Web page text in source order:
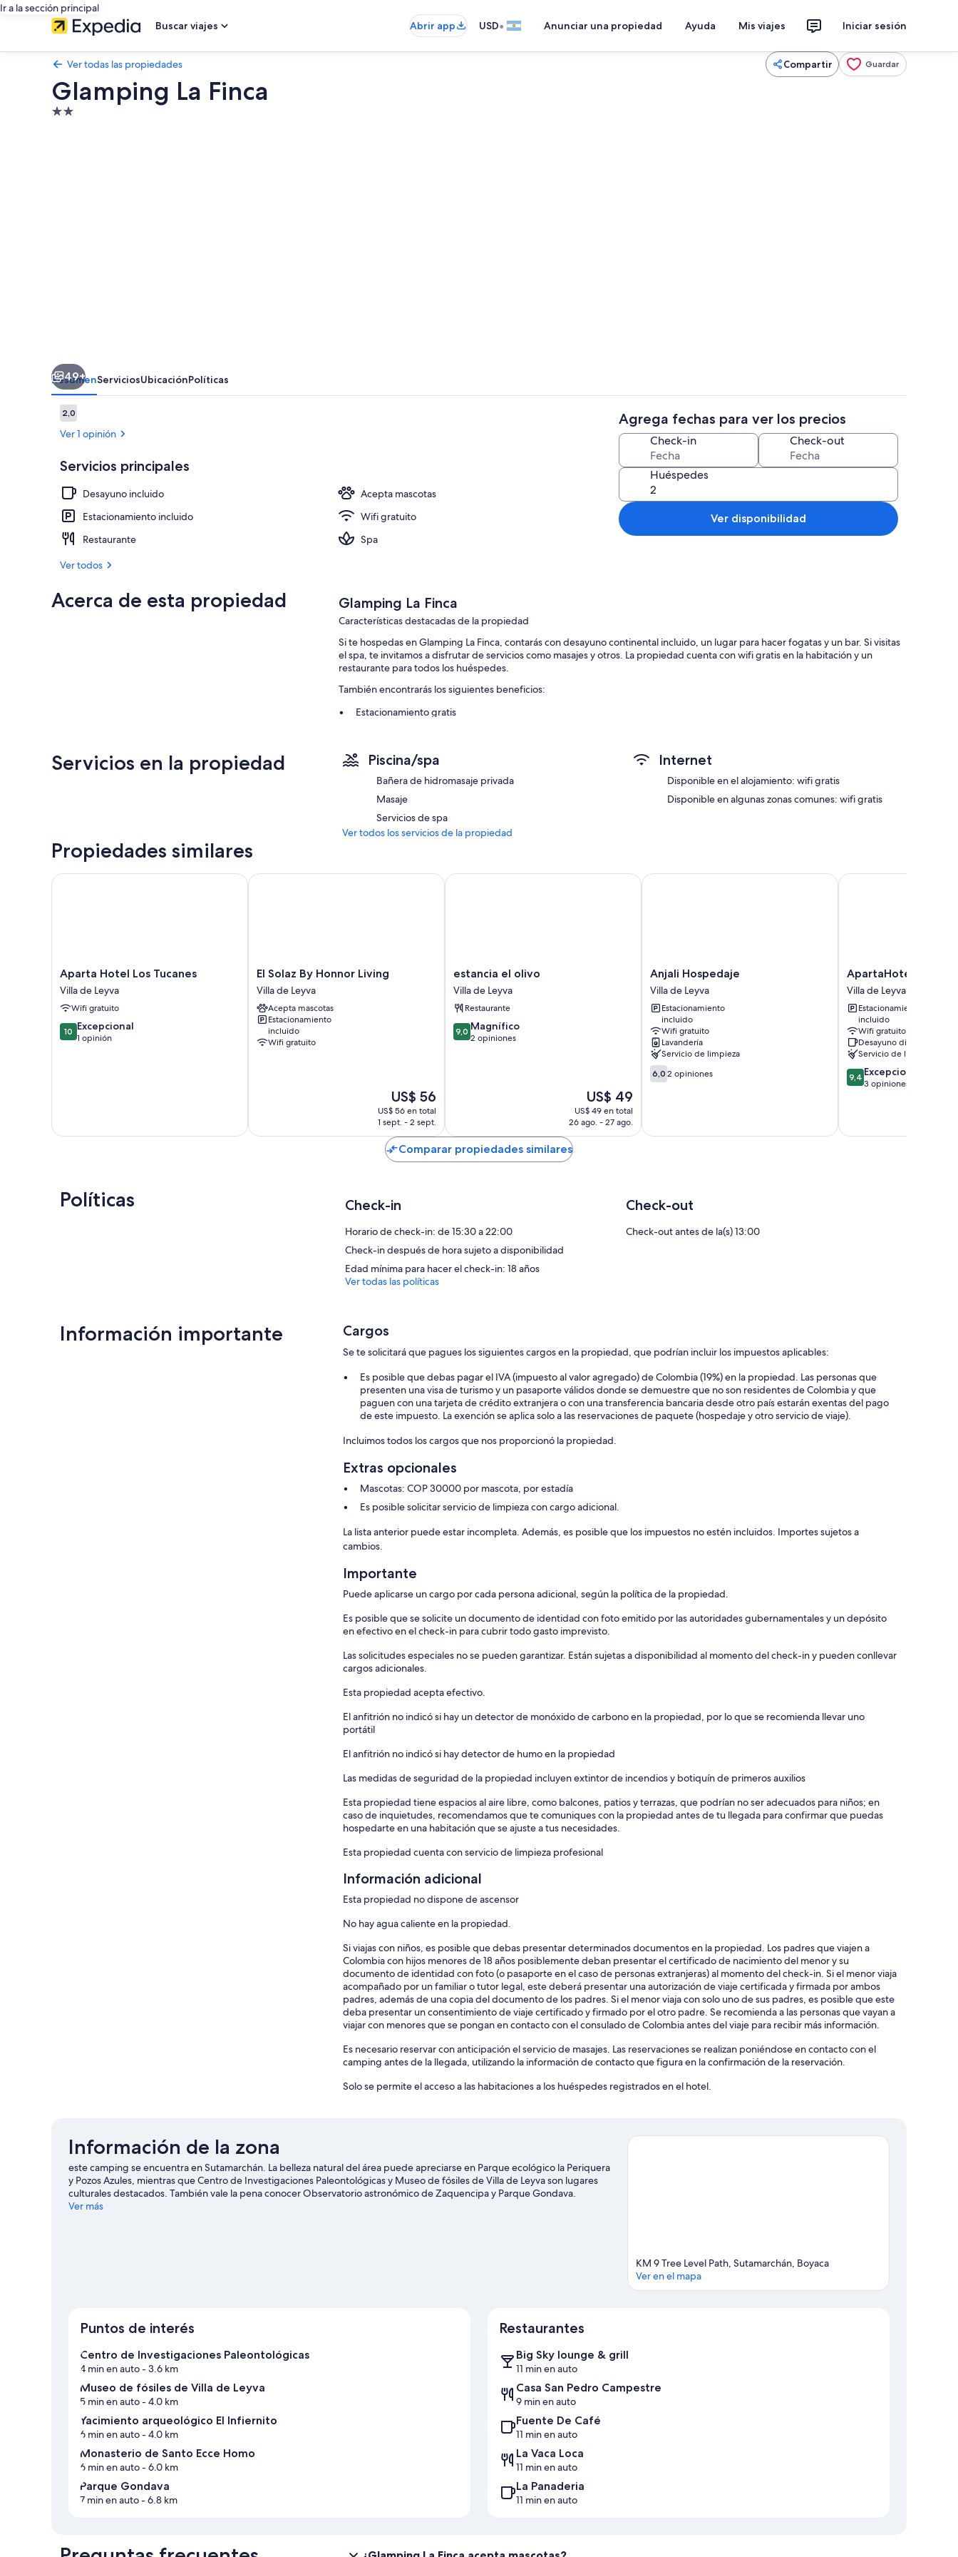
Ir a la sección principal
Buscar viajes
Abrir app USD• Anunciar una propiedad Ayuda Mis viajes Iniciar sesión
Ver todas las propiedades Compartir Guardar
Glamping La Finca
Propiedad
Bañera de hidromasaje privada
Área para eventos al aire libre Interior
49+
ResumenServiciosUbicaciónPolíticas
Opiniones
2,02,0 de 10
Ver 1 opinión
Servicios principales
Desayuno incluido
Acepta mascotas
Estacionamiento incluido
Wifi gratuito
Restaurante
Spa
Ver todos
Agrega fechas para ver los precios
Check-in Check-out
Huéspedes
Ver disponibilidad
Acerca de esta propiedad Glamping La Finca
Características destacadas de la propiedad
Si te hospedas en Glamping La Finca, contarás con desayuno continental incluido, un lugar para hacer fogatas y un bar. Si visitas
el spa, te invitamos a disfrutar de servicios como masajes y otros. La propiedad cuenta con wifi gratis en la habitación y un
restaurante para todos los huéspedes.
También encontrarás los siguientes beneficios:
Estacionamiento gratis
Características de las habitaciones
En Glamping La Finca, todas las habitaciones proporcionan atenciones como bañeras de hidromasaje privadas y chimeneas.
También se incluyen los siguientes beneficios adicionales en todas las habitaciones:
Patios privados, utensilios de cocina y teteras/pavas eléctricas
Servicios en la propiedad Piscina/spa
Bañera de hidromasaje privada
Masaje
Servicios de spa
Internet
Disponible en el alojamiento: wifi gratis
Disponible en algunas zonas comunes: wifi gratis
Ver todos los servicios de la propiedad
Propiedades similares
Aparta
Hotel
Los
Tucanes
Villa
de
Aparta Hotel Los Tucanes
Villa de Leyva
Wifi gratuito
10.0
de
10 Excepcional
1 opinión
Aparta Hotel Los Tucanes
El
Solaz
By
Honnor
Living
Villa
de
El Solaz By Honnor Living
Villa de Leyva
Acepta mascotas
Estacionamiento
incluido
Wifi gratuito
El
precio
actual
de
US$ 56
US$ 56
US$ 56 en total
1 sept. - 2 sept.
El Solaz By Honnor Living
estancia
el
olivo
Villa
de
Leyva
estancia el olivo
Villa de Leyva
Restaurante
9.0
de
9,0 Magnífico
2 opiniones
El
precio
actual
US$ 49
US$ 49 en total
26 ago. - 27 ago.
estancia el olivo
Anjali
Hospedaje
Villa
de
Leyva
Anjali Hospedaje
Villa de Leyva
Estacionamiento
incluido
Wifi gratuito
Lavandería
Servicio de limpieza
6.0
de
6,0 2 opiniones
Anjali Hospedaje
ApartaHotel
El
Refugio
de
Maria
Villa
de
Leyva
ApartaHotel El
Villa de Leyva
Estacionamiento
incluido
Wifi gratuito
Desayuno disponible
Servicio de limpieza
9.4
de
opiniones
9,4 Excepcional
3 opiniones
ApartaHotel El
Comparar propiedades similares
Políticas Check-in
Horario de check-in: de 15:30 a 22:00
Check-in después de hora sujeto a disponibilidad
Edad mínima para hacer el check-in: 18 años
Check-out
Check-out antes de la(s) 13:00
Ver todas las políticas
Información importante Cargos
Se te solicitará que pagues los siguientes cargos en la propiedad, que podrían incluir los impuestos aplicables:
Es posible que debas pagar el IVA (impuesto al valor agregado) de Colombia (19%) en la propiedad. Las personas que
presenten una visa de turismo y un pasaporte válidos donde se demuestre que no son residentes de Colombia y que
paguen con una tarjeta de crédito extranjera o con una transferencia bancaria desde otro país estarán exentas del pago
de este impuesto. La exención se aplica solo a las reservaciones de paquete (hospedaje y otro servicio de viaje).
Incluimos todos los cargos que nos proporcionó la propiedad.
Extras opcionales
Mascotas: COP 30000 por mascota, por estadía
Es posible solicitar servicio de limpieza con cargo adicional.
La lista anterior puede estar incompleta. Además, es posible que los impuestos no estén incluidos. Importes sujetos a
cambios.
Importante
Puede aplicarse un cargo por cada persona adicional, según la política de la propiedad.
Es posible que se solicite un documento de identidad con foto emitido por las autoridades gubernamentales y un depósito
en efectivo en el check-in para cubrir todo gasto imprevisto.
Las solicitudes especiales no se pueden garantizar. Están sujetas a disponibilidad al momento del check-in y pueden conllevar
cargos adicionales.
Esta propiedad acepta efectivo.
El anfitrión no indicó si hay un detector de monóxido de carbono en la propiedad, por lo que se recomienda llevar uno
portátil
El anfitrión no indicó si hay detector de humo en la propiedad
Las medidas de seguridad de la propiedad incluyen extintor de incendios y botiquín de primeros auxilios
Esta propiedad tiene espacios al aire libre, como balcones, patios y terrazas, que podrían no ser adecuados para niños; en
caso de inquietudes, recomendamos que te comuniques con la propiedad antes de tu llegada para confirmar que puedas
hospedarte en una habitación que se ajuste a tus necesidades.
Esta propiedad cuenta con servicio de limpieza profesional
Información adicional
Esta propiedad no dispone de ascensor
No hay agua caliente en la propiedad.
Si viajas con niños, es posible que debas presentar determinados documentos en la propiedad. Los padres que viajen a
Colombia con hijos menores de 18 años posiblemente deban presentar el certificado de nacimiento del menor y su
documento de identidad con foto (o pasaporte en el caso de personas extranjeras) al momento del check-in. Si el menor viaja
acompañado por un familiar o tutor legal, este deberá presentar una autorización de viaje certificada y firmada por ambos
padres, además de una copia del documento de los padres. Si el menor viaja con solo uno de sus padres, es posible que este
deba presentar un consentimiento de viaje certificado y firmado por el otro padre. Se recomienda a las personas que vayan a
viajar con menores que se pongan en contacto con el consulado de Colombia antes del viaje para recibir más información.
Es necesario reservar con anticipación el servicio de masajes. Las reservaciones se realizan poniéndose en contacto con el
camping antes de la llegada, utilizando la información de contacto que figura en la confirmación de la reservación.
Solo se permite el acceso a las habitaciones a los huéspedes registrados en el hotel.
Información de la zona
este camping se encuentra en Sutamarchán. La belleza natural del área puede apreciarse en Parque ecológico la Periquera
y Pozos Azules, mientras que Centro de Investigaciones Paleontológicas y Museo de fósiles de Villa de Leyva son lugares
culturales destacados. También vale la pena conocer Observatorio astronómico de Zaquencipa y Parque Gondava.
Encontrarás muchas opciones para disfrutar del aire libre con actividades como ecotours.
Ver más
KM 9 Tree Level Path, Sutamarchán, Boyaca
Ver en el mapa
Puntos de interés
Centro de Investigaciones Paleontológicas
4 min en auto- 3.6 km
Museo de fósiles de Villa de Leyva
5 min en auto- 4.0 km
Yacimiento arqueológico El Infiernito
6 min en auto- 4.0 km
Monasterio de Santo Ecce Homo
6 min en auto- 6.0 km
Parque Gondava
7 min en auto- 6.8 km
Restaurantes
Big Sky lounge & grill
11 min en auto
Casa San Pedro Campestre
9 min en auto
Fuente De Café
11 min en auto
La Vaca Loca
11 min en auto
La Panaderia
11 min en auto